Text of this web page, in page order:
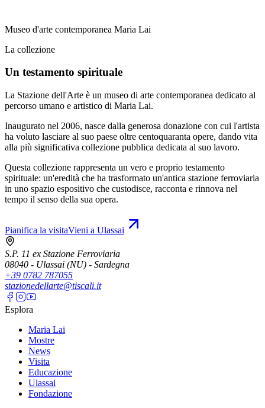
Museo d'arte contemporanea Maria Lai
La collezione
Un testamento spirituale
La Stazione dell'Arte è un museo di arte contemporanea dedicato al
percorso umano e artistico di Maria Lai.
Inaugurato nel 2006, nasce dalla generosa donazione con cui l'artista
ha voluto lasciare al suo paese oltre centoquaranta opere, dando vita
alla più significativa collezione pubblica dedicata al suo lavoro.
Questa collezione rappresenta un vero e proprio testamento
spirituale: un'eredità che ha trasformato un'antica stazione ferroviaria
in uno spazio espositivo che custodisce, racconta e rinnova nel
tempo il senso della sua opera.
Pianifica la visitaVieni a Ulassai
S.P. 11 ex Stazione Ferroviaria
08040 - Ulassai (NU) - Sardegna
+39 0782 787055
stazionedellarte@tiscali.it
Esplora
Maria Lai
Mostre
News
Visita
Educazione
Ulassai
Fondazione